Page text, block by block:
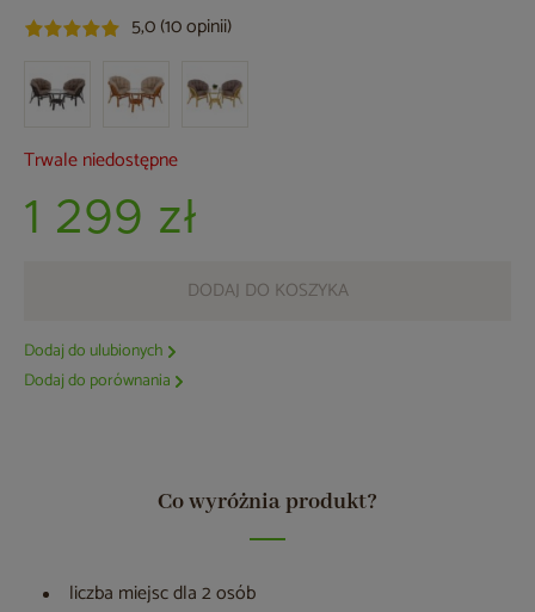
5,0 (10 opinii)
Trwale niedostępne
1 299 zł
DODAJ DO KOSZYKA
Dodaj do ulubionych
Dodaj do porównania
Co wyróżnia produkt?
liczba miejsc dla 2 osób